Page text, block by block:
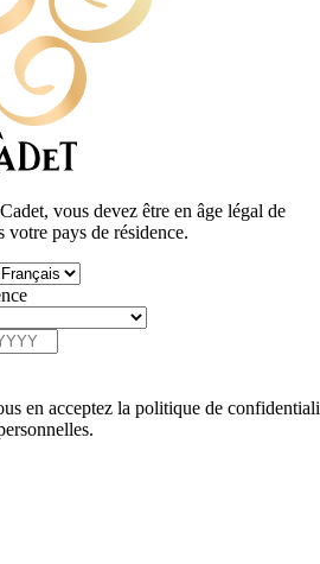
vous devez être en âge légal de
pays de résidence.
en acceptez la politique de